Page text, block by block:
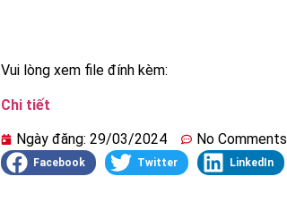
Vui lòng xem file đính kèm:
Chi tiết
Ngày đăng: 29/03/2024 No Comments
Facebook Twitter LinkedIn